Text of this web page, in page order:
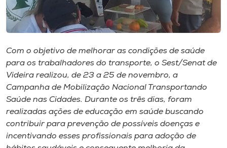
Unoesc
Store
Selecione
o idioma
A+
Com o objetivo de melhorar as condições de saúde
para os trabalhadores do transporte, o Sest/Senat de
Videira realizou, de 23 a 25 de novembro, a
Campanha de Mobilização Nacional Transportando
Saúde nas Cidades. Durante os três dias, foram
realizadas ações de educação em saúde buscando
contribuir para prevenção de possíveis doenças e
incentivando esses profissionais para adoção de